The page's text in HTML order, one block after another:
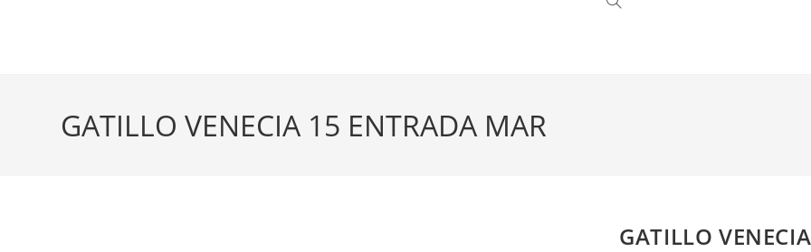
GATILLO VENECIA 15 ENTRADA MAR
GATILLO